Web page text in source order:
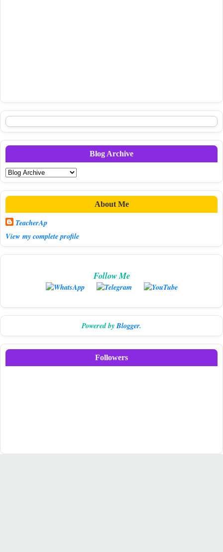
Blog Archive
About Me
TeacherAp
View my complete profile
Follow Me
Powered byBlogger.
Followers